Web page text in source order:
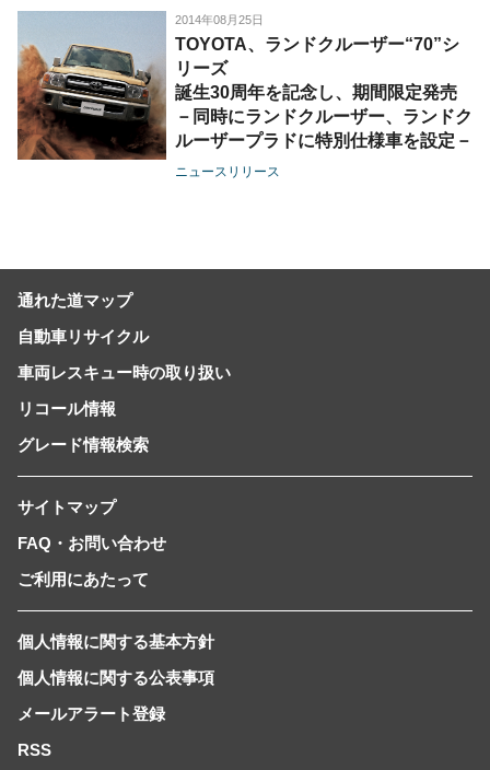
2014年08月25日
TOYOTA、ランドクルーザー“70”シ
リーズ
誕生30周年を記念し、期間限定発売
－同時にランドクルーザー、ランドク
ルーザープラドに特別仕様車を設定－
ニュースリリース
通れた道マップ
自動車リサイクル
車両レスキュー時の取り扱い
リコール情報
グレード情報検索
サイトマップ
FAQ・お問い合わせ
ご利用にあたって
個人情報に関する基本方針
個人情報に関する公表事項
メールアラート登録
RSS